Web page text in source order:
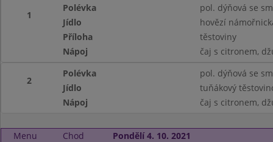
1
Polévka
pol. dýňová se
Jídlo
hovězí
Příloha
těstoviny
Nápoj
čaj s citronem,
2
Polévka
pol. dýňová se
Jídlo
tuňákový
Nápoj
čaj s citronem,
Menu Chod
Pondělí 4. 10. 2021